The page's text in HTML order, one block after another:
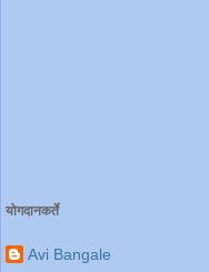
योगदानकर्ते
Avi Bangale